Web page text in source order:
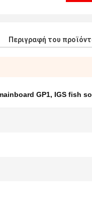
Περιγραφή του
GP1, IGS fish